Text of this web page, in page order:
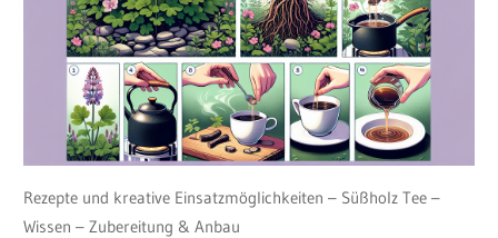
Rezepte und kreative Einsatzmöglichkeiten – Süßholz Tee –
Wissen – Zubereitung & Anbau